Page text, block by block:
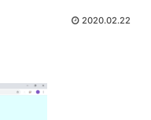
2020.02.22